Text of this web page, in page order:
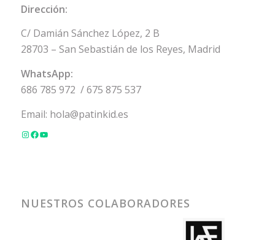
Dirección:
C/ Damián Sánchez López, 2 B
28703 – San Sebastián de los Reyes, Madrid
WhatsApp:
686 785 972 /675 875 537
Email: hola@patinkid.es
NUESTROS COLABORADORES